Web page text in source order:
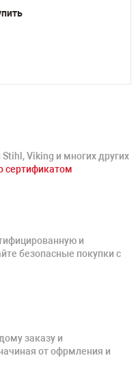
Viking и многих других
сертификатом
и
безопасные покупки с
заказу и
от офрмления и